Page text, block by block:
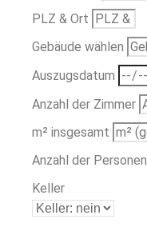
PLZ & Ort
Gebäude wählen
Auszugsdatum
Anzahl der Zimmer
m² insgesamt
Anzahl der Personen
Keller